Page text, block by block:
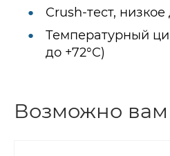
Crush-тест,
Температурный
до +72°C)
Возможно